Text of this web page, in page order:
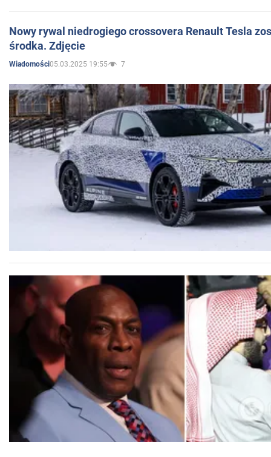
Nowy rywal niedrogiego crossovera Renault Tesla
środka. Zdjęcie
Wiadomości05.03.2025 19:55 7